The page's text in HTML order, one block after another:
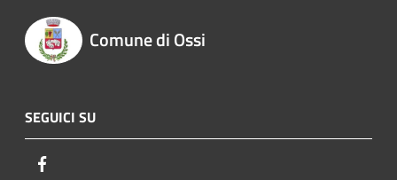
Comune di Ossi
SEGUICI SU